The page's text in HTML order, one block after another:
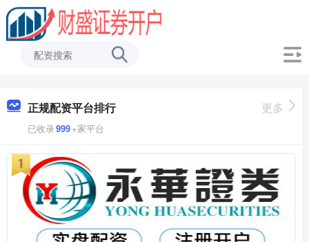
正规配资平台排行
已收录999+家平台
更多